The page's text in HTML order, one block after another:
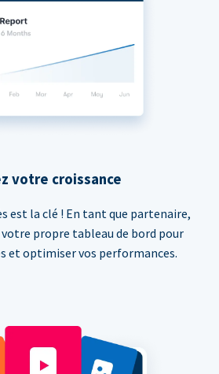
votre croissance
est la clé ! En tant que partenaire,
votre propre tableau de bord pour
et optimiser vos performances.